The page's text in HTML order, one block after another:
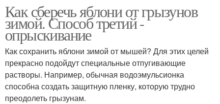
Как сберечь яблони от грызунов
зимой. Способ третий -
опрыскивание
Как сохранить яблони зимой от мышей? Для этих целей
прекрасно подойдут специальные отпугивающие
растворы. Например, обычная водоэмульсионка
способна создать защитную пленку, которую трудно
преодолеть грызунам.